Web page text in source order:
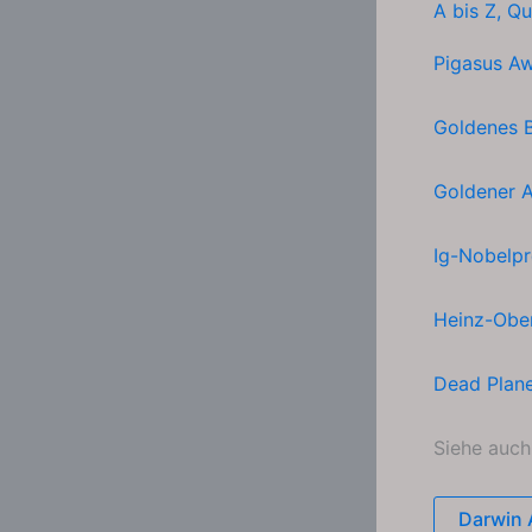
A bis Z,
Pigasus
Goldenes
Goldener
Ig-
Heinz-
Dead
Siehe auch
Darwin